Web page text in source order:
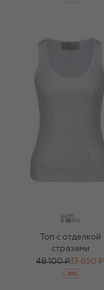
Топ с отделкой
стразами
48 100 ₽33 650 ₽
-30%